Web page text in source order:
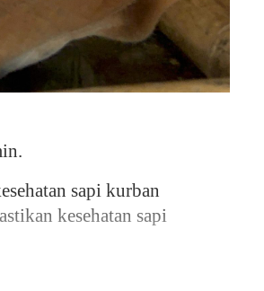
sapi kurban
kesehatan sapi